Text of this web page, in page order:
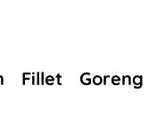
Fillet Goreng